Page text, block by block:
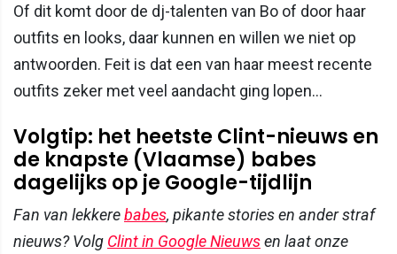
Of dit komt door de dj-talenten van Bo of door haar
outfits en looks, daar kunnen en willen we niet op
antwoorden. Feit is dat een van haar meest recente
outfits zeker met veel aandacht ging lopen...
Volgtip: het heetste Clint-nieuws en
de knapste (Vlaamse) babes
dagelijks op je Google-tijdlijn
Fan van lekkerebabes, pikante stories en ander straf
nieuws? Volg Clint in Google Nieuwsen laat onze